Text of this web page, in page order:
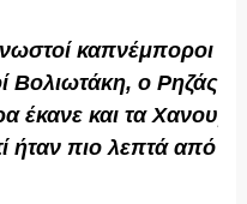
καπνέμποροι
Βολιωτάκη, ο Ρηζάς,
έκανε και τα
ήταν πιο λεπτά από